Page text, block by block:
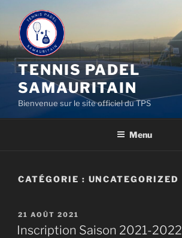
contenu
principal
TENNIS PADEL
SAMAURITAIN
Bienvenue sur le site officiel du TPS
Menu
CATÉGORIE : UNCATEGORIZED
PUBLIÉ
LE
21 AOÛT 2021
Inscription Saison 2021-2022